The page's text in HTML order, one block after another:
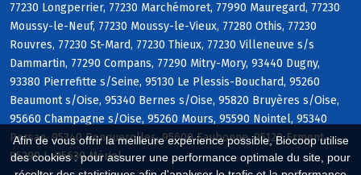
Afin de vous offrir la meilleure expérience possible, Biocoop utilise
des cookies : pour assurer une performance optimale du site, pour
77230 Longperrier, 77230 Marchémoret, 77990 Mauregard, 77230
Moussy-le-Neuf, 77230 Moussy-le-Vieux, 77280 Othis, 77230
Rouvres, 77230 St-Mard, 77230 Thieux, 77230 Villeneuve s/s
Dammartin, 77290 Compans, 77290 Mitry-Mory, 93440 Dugny,
93380 Pierrefitte s/Seine, 95130 Le Plessis-Bouchard, 95260
Beaumont s/Oise, 95340 Bernes s/Oise, 95820 Bruyères s/Oise,
95660 Champagne s/Oise, 95260 Mours, 95590 Nointel, 95340
Persan, 95340 Ronquerolles, 95600 Eaubonne, 95120 Ermont,
95290 L, 95630 Mériel